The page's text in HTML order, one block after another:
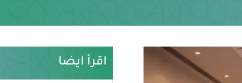
اقرأ ايضا